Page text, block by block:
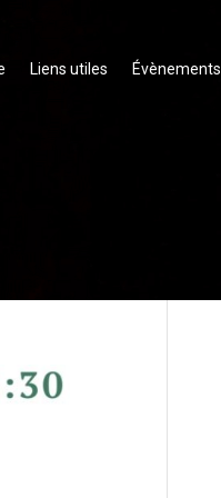
Liens utiles Évènements